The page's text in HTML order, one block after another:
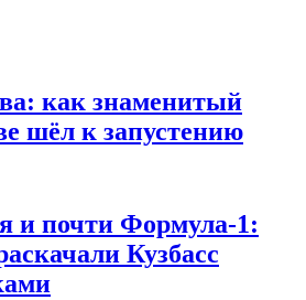
как знаменитый
шёл к запустению
и почти Формула-1:
Кузбасс